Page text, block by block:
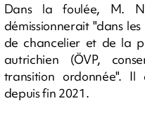
Dans la foulée, M.
démissionnerait "dans
de chancelier et de la
autrichien (ÖVP,
transition ordonnée".
depuis fin 2021.